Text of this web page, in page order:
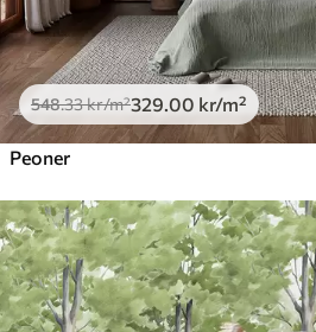
548.33kr/m²329.00 kr/m²
Peoner